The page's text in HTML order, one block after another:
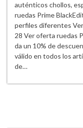
auténticos chollos,
ruedas Prime
perfiles diferentes
28 Ver oferta ruedas
da un 10% de
válido en todos los
de…